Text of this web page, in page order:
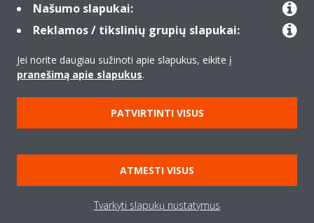
Produktai
Copyright © Daikin
Duomenų apsaugos politika
Įmonių etika
Našumo slapukai:
Reklamos / tikslinių grupių slapukai:
Jei norite daugiau sužinoti apie slapukus, eikite į
pranešimą apie slapukus.
PATVIRTINTI VISUS
ATMESTI VISUS
Tvarkyti slapukų nustatymus